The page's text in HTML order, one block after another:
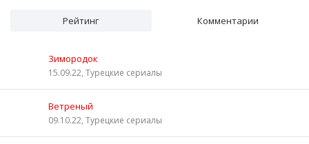
Рейтинг Комментарии
Зимородок
15.09.22, Турецкие сериалы
Ветреный
09.10.22, Турецкие сериалы